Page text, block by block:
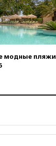
пятилетний
при падении из
США
служащих
подаст иск к
модные пляжи